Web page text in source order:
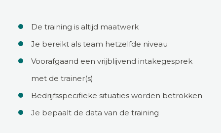
De training is altijd maatwerk
Je bereikt als team hetzelfde niveau
Voorafgaand een vrijblijvend intakegesprek
met de trainer(s)
Bedrijfsspecifieke situaties worden betrokken
Je bepaalt de data van de training